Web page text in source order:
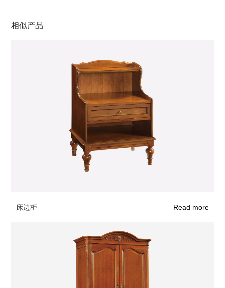
相似产品
床边柜 Read more